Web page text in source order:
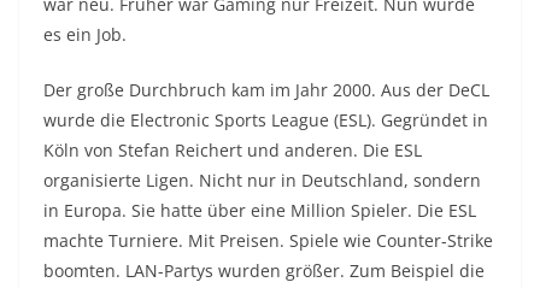
war neu. Früher war Gaming nur Freizeit. Nun wurde
es ein Job.
Der große Durchbruch kam im Jahr 2000. Aus der DeCL
wurde die Electronic Sports League (ESL). Gegründet in
Köln von Stefan Reichert und anderen. Die ESL
organisierte Ligen. Nicht nur in Deutschland, sondern
in Europa. Sie hatte über eine Million Spieler. Die ESL
machte Turniere. Mit Preisen. Spiele wie Counter-Strike
boomten. LAN-Partys wurden größer. Zum Beispiel die